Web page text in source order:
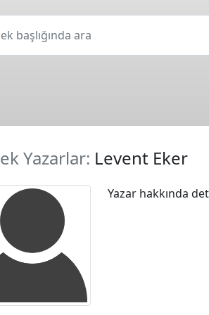
başlığında ara
Yazarlar: Levent Eker
Yazar hakkında